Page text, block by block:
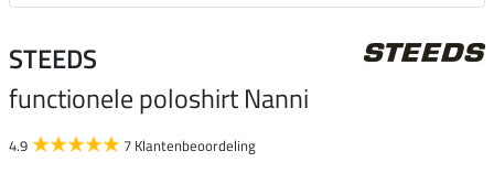
STEEDS
functionele poloshirt Nanni
4.9 7 Klantenbeoordeling